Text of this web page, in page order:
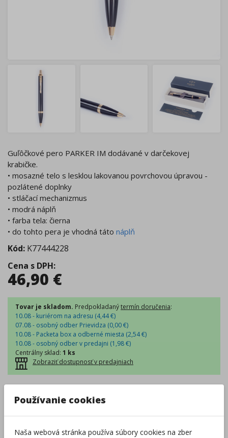
Guľôčkové pero PARKER IM dodávané v darčekovej
krabičke.
• mosazné telo s lesklou lakovanou povrchovou úpravou -
pozlátené doplnky
• stláčací mechanizmus
• modrá náplň
• farba tela: čierna
• do tohto pera je vhodná táto náplň
Kód: K77444228
Cena s DPH:
46,90 €
Tovar je skladom. Predpokladanýtermín doručenia:
10.08 - kuriérom na adresu (4,44€)
07.08 - osobný odber Prievidza (0,00€)
10.08 - Packeta box a odberné miesta (2,54€)
10.08 - osobný odber v predajni (1,98€)
Centrálny sklad: 1 ks
Zobraziť dostupnosť v predajniach
– +
Do košíka
Používanie cookies
Naša webová stránka používa súbory cookies na zber